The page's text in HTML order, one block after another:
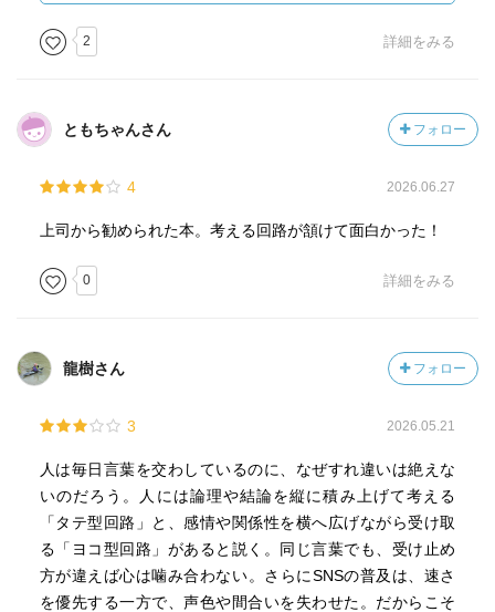
2 詳細をみる
ともちゃんさん フォロー
4 2026.06.27
上司から勧められた本。考える回路が頷けて面白かった！
0 詳細をみる
龍樹さん フォロー
3 2026.05.21
人は毎日言葉を交わしているのに、なぜすれ違いは絶えな
いのだろう。人には論理や結論を縦に積み上げて考える
「タテ型回路」と、感情や関係性を横へ広げながら受け取
る「ヨコ型回路」があると説く。同じ言葉でも、受け止め
方が違えば心は噛み合わない。さらにSNSの普及は、速さ
を優先する一方で、声色や間合いを失わせた。だからこそ